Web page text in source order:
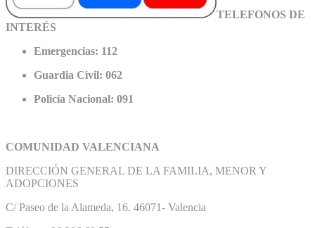
TELEFONOS DE
INTERÉS
Emergencias: 112
Guardia Civil: 062
Policía Nacional: 091
COMUNIDAD VALENCIANA
DIRECCIÓN GENERAL DE LA FAMILIA, MENOR Y
ADOPCIONES
C/ Paseo de la Alameda, 16. 46071- Valencia